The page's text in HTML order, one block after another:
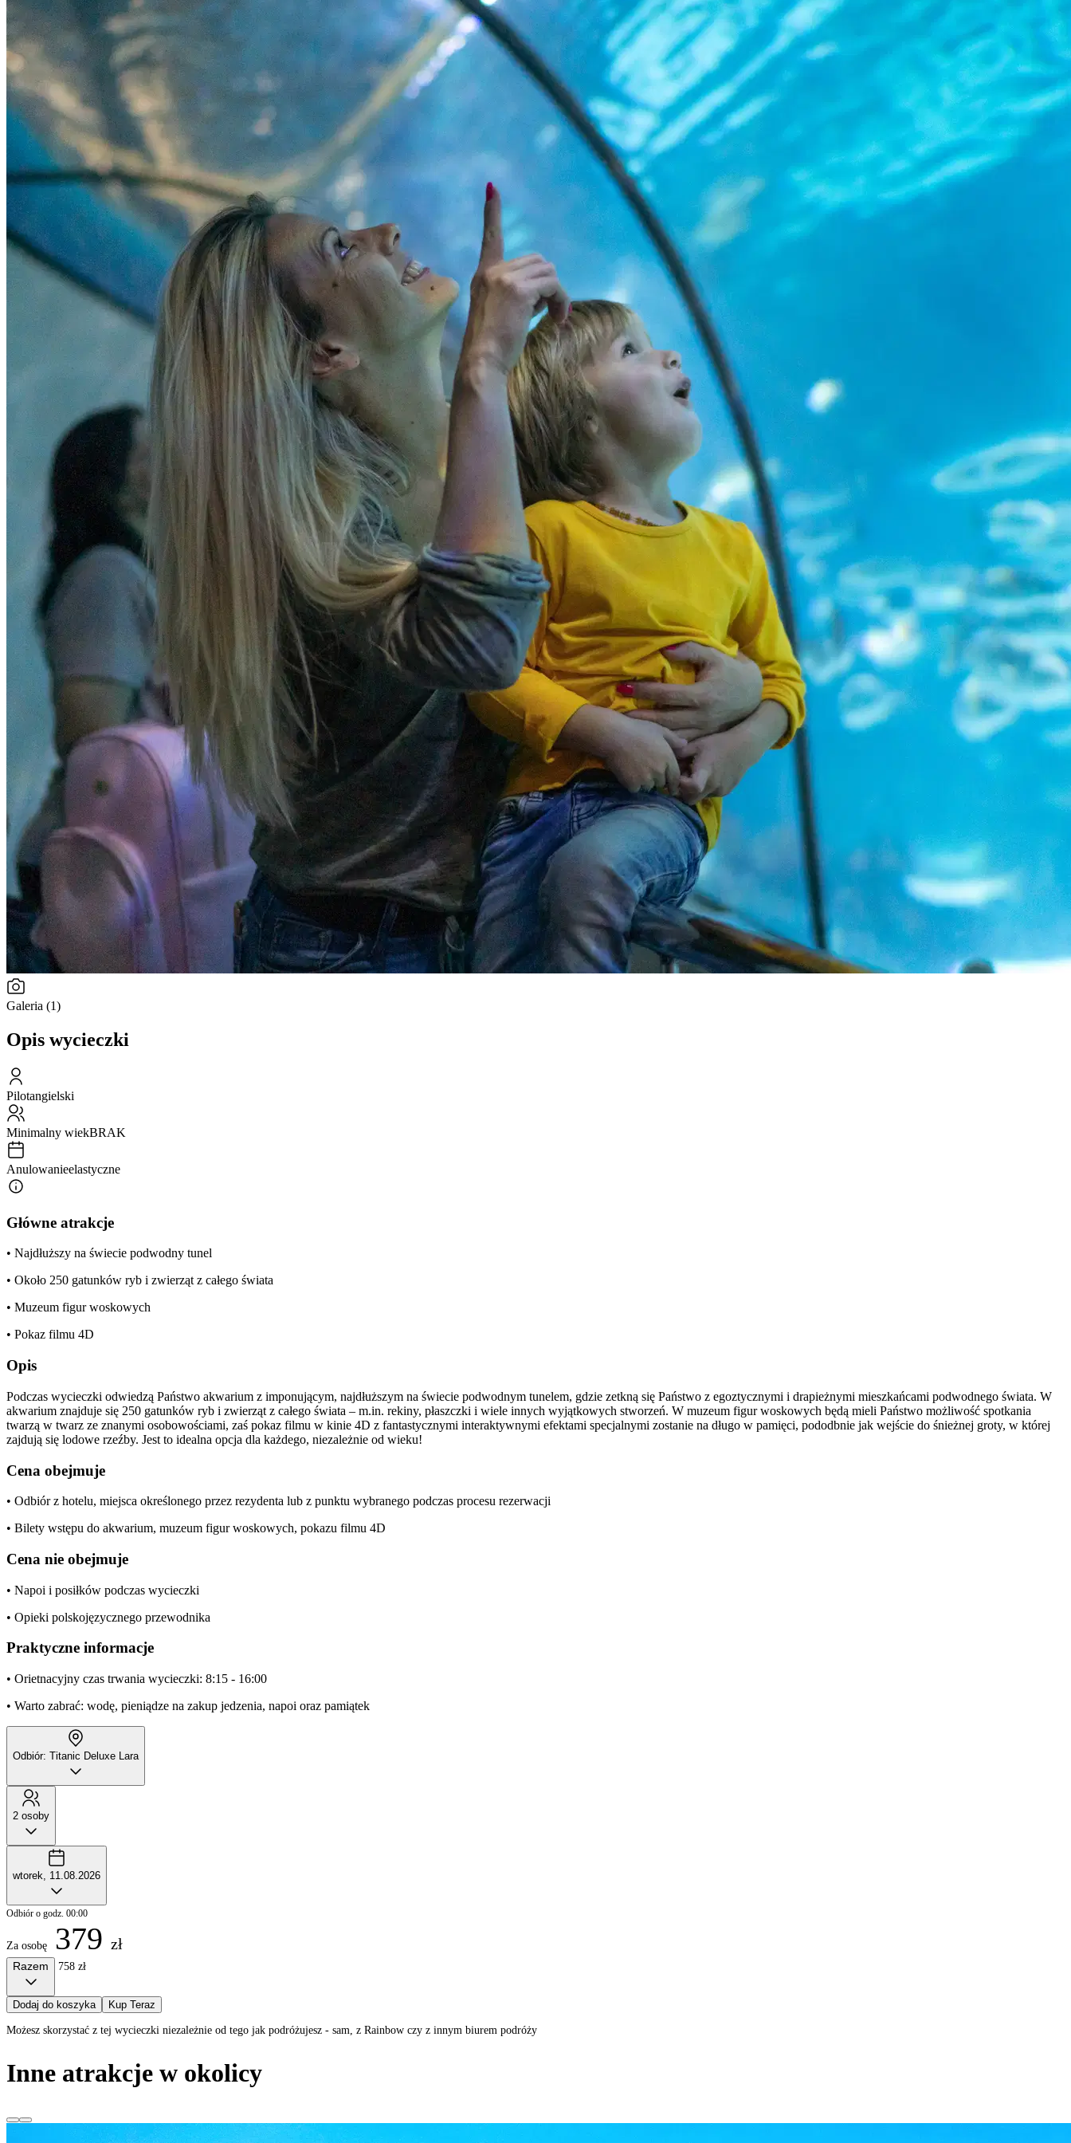
Galeria (1)
Opis wycieczki
Pilotangielski
Minimalny wiekBRAK
Anulowanieelastyczne
Główne atrakcje
• Najdłuższy na świecie podwodny tunel
• Około 250 gatunków ryb i zwierząt z całego świata
• Muzeum figur woskowych
• Pokaz filmu 4D
Opis
Podczas wycieczki odwiedzą Państwo akwarium z imponującym, najdłuższym na świecie podwodnym tunelem, gdzie zetkną się Państwo z egoztycznymi i drapieżnymi mieszkańcami podwodnego świata. W
akwarium znajduje się 250 gatunków ryb i zwierząt z całego świata – m.in. rekiny, płaszczki i wiele innych wyjątkowych stworzeń. W muzeum figur woskowych będą mieli Państwo możliwość spotkania
twarzą w twarz ze znanymi osobowościami, zaś pokaz filmu w kinie 4D z fantastycznymi interaktywnymi efektami specjalnymi zostanie na długo w pamięci, pododbnie jak wejście do śnieżnej groty, w której
zajdują się lodowe rzeźby. Jest to idealna opcja dla każdego, niezależnie od wieku!
Cena obejmuje
• Odbiór z hotelu, miejsca określonego przez rezydenta lub z punktu wybranego podczas procesu rezerwacji
• Bilety wstępu do akwarium, muzeum figur woskowych, pokazu filmu 4D
Cena nie obejmuje
• Napoi i posiłków podczas wycieczki
• Opieki polskojęzycznego przewodnika
Praktyczne informacje
• Orietnacyjny czas trwania wycieczki: 8:15 - 16:00
• Warto zabrać: wodę, pieniądze na zakup jedzenia, napoi oraz pamiątek
Odbiór: Titanic Deluxe Lara
2 osoby
wtorek, 11.08.2026
Odbiór o godz. 00:00
Za osobę 379 zł
Razem 758 zł
Dodaj do koszyka Kup Teraz
Możesz skorzystać z tej wycieczki niezależnie od tego jak podróżujesz - sam, z Rainbow czy z innym biurem podróży
Inne atrakcje w okolicy